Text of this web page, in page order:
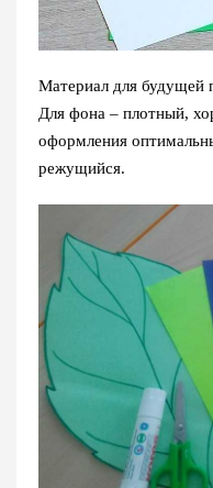
Материал для будущей
Для фона – плотный,
оформления
режущийся.